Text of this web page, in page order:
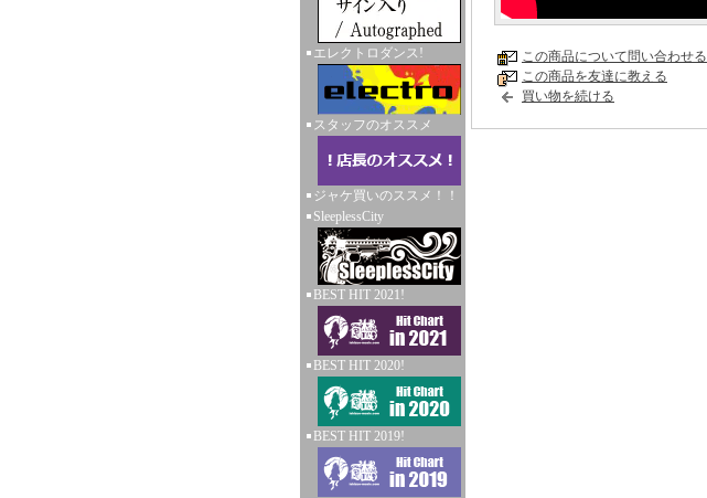
エレクトロダンス!
スタッフのオススメ
ジャケ買いのススメ！！
SleeplessCity
BEST HIT 2021!
BEST HIT 2020!
BEST HIT 2019!
この商品について問い合わせる
この商品を友達に教える
買い物を続ける